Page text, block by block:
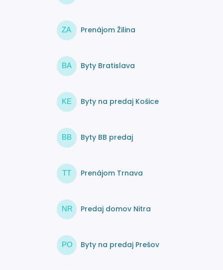
ZA Prenájom Žilina
BA Byty Bratislava
KE Byty na predaj Košice
BB Byty BB predaj
TT Prenájom Trnava
NR Predaj domov Nitra
PO Byty na predaj Prešov